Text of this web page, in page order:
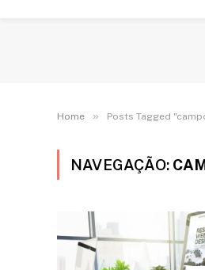
Home » Posts Tagged
NAVEGAÇÃO: